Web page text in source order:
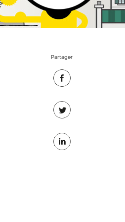
Partager
sur
Facebook
sur
Twitter